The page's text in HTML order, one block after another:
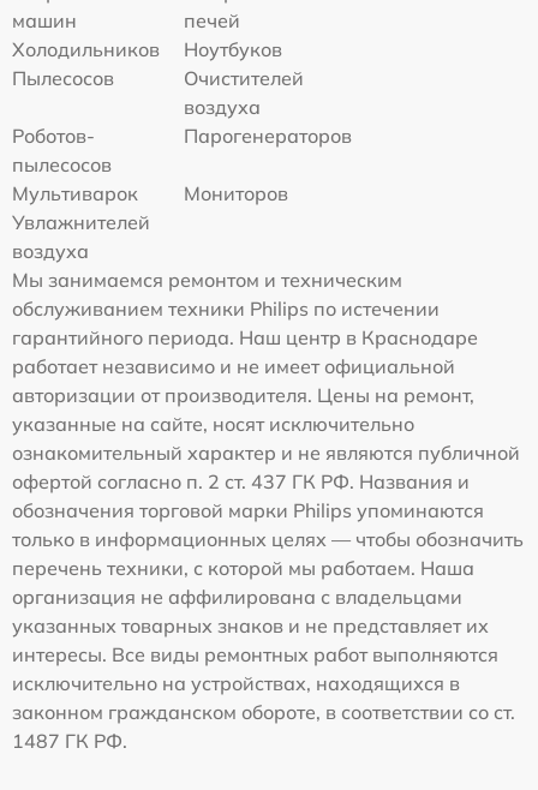
машин
печей
Холодильников
Ноутбуков
Пылесосов
Очистителей
воздуха
Роботов-
пылесосов
Парогенераторов
Мультиварок
Мониторов
Увлажнителей
воздуха
Мы занимаемся ремонтом и техническим
обслуживанием техники Philips по истечении
гарантийного периода. Наш центр в Краснодаре
работает независимо и не имеет официальной
авторизации от производителя. Цены на ремонт,
указанные на сайте, носят исключительно
ознакомительный характер и не являются публичной
офертой согласно п. 2 ст. 437 ГК РФ. Названия и
обозначения торговой марки Philips упоминаются
только в информационных целях — чтобы обозначить
перечень техники, с которой мы работаем. Наша
организация не аффилирована с владельцами
указанных товарных знаков и не представляет их
интересы. Все виды ремонтных работ выполняются
исключительно на устройствах, находящихся в
законном гражданском обороте, в соответствии со ст.
1487 ГК РФ.